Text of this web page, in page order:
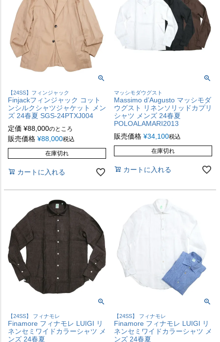
【24SS】フィンジャック
Finjackフィンジャック コット
ンシルクシャツジャケット メン
ズ 24春夏 SGS-24PTXJ004
定価 ¥88,000のところ
販売価格 ¥88,000税込
在庫切れ
カートに入れる
マッシモダウグスト
Massimo d’Augusto マッシモダ
ウグスト リネンソリッドカプリ
シャツ メンズ 24春夏
POLOALAMARI2013
販売価格 ¥34,100税込
在庫切れ
カートに入れる
【24SS】 フィナモレ
Finamore フィナモレ LUIGI リ
ネンセミワイドカラーシャツ メ
ンズ 24春夏
【24SS】 フィナモレ
Finamore フィナモレ LUIGI リ
ネンセミワイドカラーシャツ メ
ンズ 24春夏